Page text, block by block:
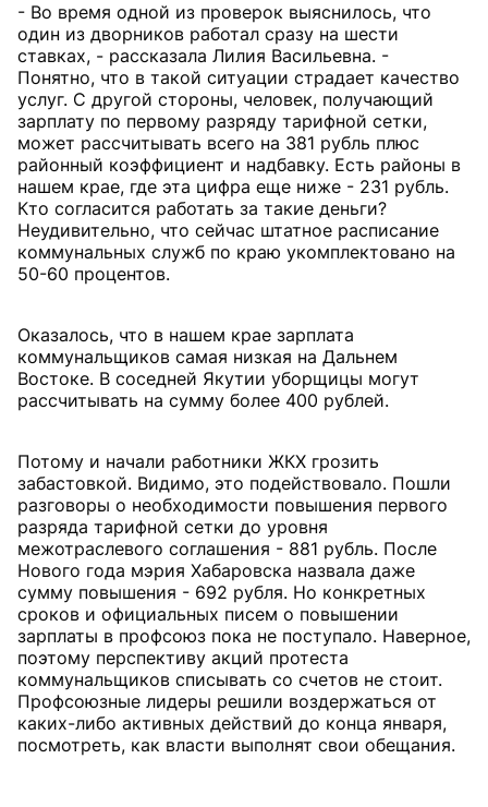
- Во время одной из проверок выяснилось, что
один из дворников работал сразу на шести
ставках, - рассказала Лилия Васильевна. -
Понятно, что в такой ситуации страдает качество
услуг. С другой стороны, человек, получающий
зарплату по первому разряду тарифной сетки,
может рассчитывать всего на 381 рубль плюс
районный коэффициент и надбавку. Есть районы в
нашем крае, где эта цифра еще ниже - 231 рубль.
Кто согласится работать за такие деньги?
Неудивительно, что сейчас штатное расписание
коммунальных служб по краю укомплектовано на
50-60 процентов.
Оказалось, что в нашем крае зарплата
коммунальщиков самая низкая на Дальнем
Востоке. В соседней Якутии уборщицы могут
рассчитывать на сумму более 400 рублей.
Потому и начали работники ЖКХ грозить
забастовкой. Видимо, это подействовало. Пошли
разговоры о необходимости повышения первого
разряда тарифной сетки до уровня
межотраслевого соглашения - 881 рубль. После
Нового года мэрия Хабаровска назвала даже
сумму повышения - 692 рубля. Но конкретных
сроков и официальных писем о повышении
зарплаты в профсоюз пока не поступало. Наверное,
поэтому перспективу акций протеста
коммунальщиков списывать со счетов не стоит.
Профсоюзные лидеры решили воздержаться от
каких-либо активных действий до конца января,
посмотреть, как власти выполнят свои обещания.